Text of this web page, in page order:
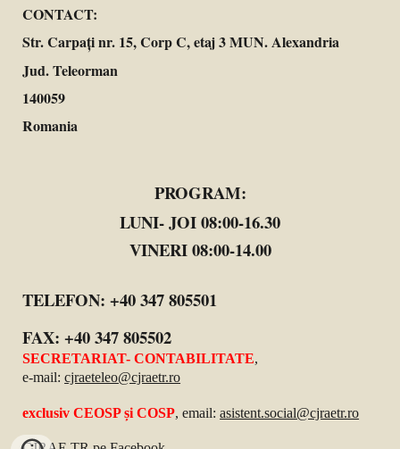
CONTACT:
Str. Carpați nr. 15, Corp C, etaj 3 MUN. Alexandria
Jud. Teleorman
140059
Romania
PROGRAM:
LUNI- JOI 08:00-16.30
VINERI 08:00-14.00
TELEFON:+40 347 805501
FAX:+40 347 805502
SECRETARIAT- CONTABILITATE,
e-mail:cjraeteleo@cjraetr.ro
exclusiv CEOSP și COSP, email:asistent.social@cjraetr.ro